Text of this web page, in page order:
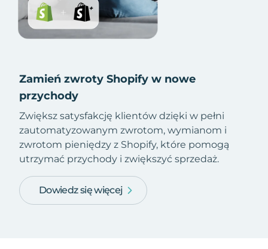
Zamień zwroty Shopify w nowe
przychody
Zwiększ satysfakcję klientów dzięki w pełni
zautomatyzowanym zwrotom, wymianom i
zwrotom pieniędzy z Shopify, które pomogą
utrzymać przychody i zwiększyć sprzedaż.
Dowiedz się więcej